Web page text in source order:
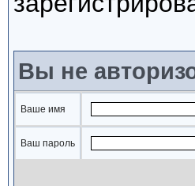
Вы не
Ваше имя
Ваш пароль